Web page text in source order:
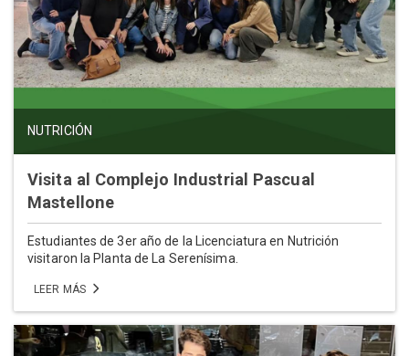
NUTRICIÓN
Visita al Complejo Industrial Pascual
Mastellone
Estudiantes de 3er año de la Licenciatura en Nutrición
visitaron la Planta de La Serenísima.
LEER MÁS